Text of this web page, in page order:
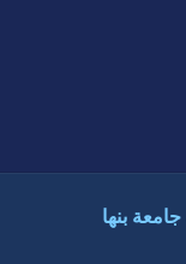
جامعة بنها